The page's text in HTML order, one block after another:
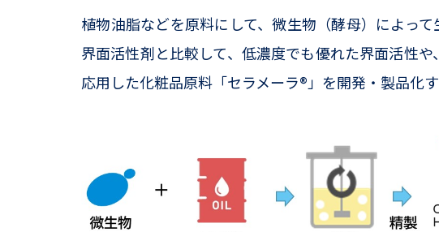
植物油脂などを原料にして、微生物（酵母）によっ
界面活性剤と比較して、低濃度でも優れた界面活性
応用した化粧品原料「セラメーラ®」を開発・製品化